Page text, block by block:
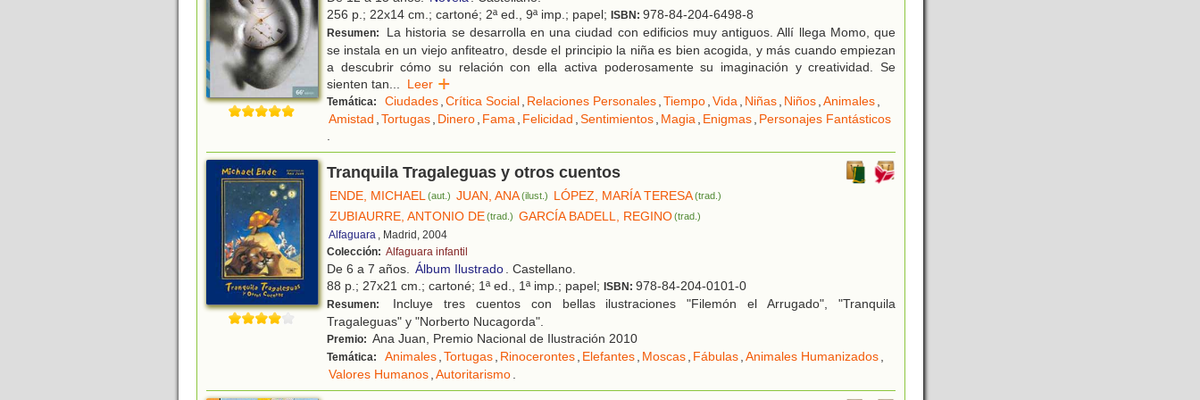
256 p.; 22x14 cm.; cartoné; 2ª ed., 9ª imp.; papel; ISBN: 978-84-204-6498-8
Resumen:
La historia se desarrolla en una ciudad con edificios muy antiguos. Allí llega Momo, que
se instala en un viejo anfiteatro, desde el principio la niña es bien acogida, y más cuando empiezan
a descubrir cómo su relación con ella activa poderosamente su imaginación y creatividad. Se
sienten tan... Leer
Temática: Ciudades,Crítica Social, Relaciones Personales,Tiempo,Vida, Niñas, Niños,Animales,
Amistad ,Tortugas, Dinero, Fama, Felicidad ,Sentimientos, Magia, Enigmas, Personajes Fantásticos
.
Tranquila Tragaleguas y otros cuentos
ENDE, MICHAEL(aut.) JUAN, ANA(ilust.) LÓPEZ, MARÍA TERESA(trad.)
ZUBIAURRE, ANTONIO DE(trad.) GARCÍA BADELL, REGINO(trad.)
Alfaguara , Madrid, 2004
Colección: Alfaguara infantil
De 6 a 7 años. Álbum Ilustrado. Castellano.
88 p.; 27x21 cm.; cartoné; 1ª ed., 1ª imp.; papel; ISBN: 978-84-204-0101-0
Resumen:
Incluye tres cuentos con bellas ilustraciones "Filemón el Arrugado", "Tranquila
Tragaleguas" y "Norberto Nucagorda".
Premio: Ana Juan, Premio Nacional de Ilustración 2010
Temática: Animales,Tortugas, Rinocerontes, Elefantes, Moscas, Fábulas,Animales Humanizados,
Valores Humanos,Autoritarismo.